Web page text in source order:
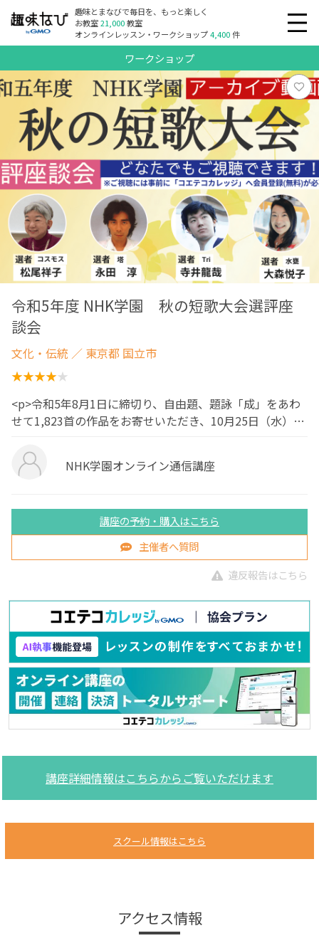
趣味とまなびで毎日を、もっと楽しく
お教室21,000教室
オンラインレッスン・ワークショップ4,400件
ワークショップ
令和5年度 NHK学園 秋の短歌大会選評座
談会
文化・伝統 ／ 東京都 国立市
<p>令和5年8月1日に締切り、自由題、題詠「成」をあわ
せて1,823首の作品をお寄せいただき、10月25日（水）…
NHK学園オンライン通信講座
講座の予約・購入はこちら
主催者へ質問
違反報告はこちら
講座詳細情報はこちらからご覧いただけます
スクール情報はこちら
アクセス情報